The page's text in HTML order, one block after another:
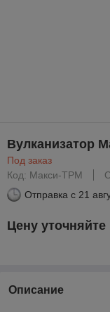
Вулканизатор
Под заказ
Код: Макси-ТРМ
Отправка с 21
Цену уточняйте
Описание